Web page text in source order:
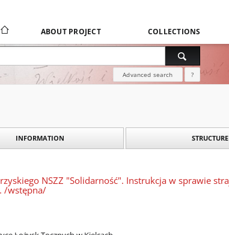
ABOUT PROJECT COLLECTIONS
Advanced search ?
INFORMATION STRUCTURE
NSZZ "Solidarność". Instrukcja w sprawie
/wstępna/